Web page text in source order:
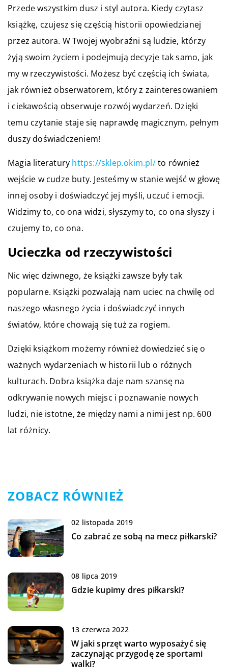
Przede wszystkim dusz i styl autora. Kiedy czytasz
książkę, czujesz się częścią historii opowiedzianej
przez autora. W Twojej wyobraźni są ludzie, którzy
żyją swoim życiem i podejmują decyzje tak samo, jak
my w rzeczywistości. Możesz być częścią ich świata,
jak również obserwatorem, który z zainteresowaniem
i ciekawością obserwuje rozwój wydarzeń. Dzięki
temu czytanie staje się naprawdę magicznym, pełnym
duszy doświadczeniem!
Magia literatury https://sklep.okim.pl/to również
wejście w cudze buty. Jesteśmy w stanie wejść w głowę
innej osoby i doświadczyć jej myśli, uczuć i emocji.
Widzimy to, co ona widzi, słyszymy to, co ona słyszy i
czujemy to, co ona.
Ucieczka od rzeczywistości
Nic więc dziwnego, że książki zawsze były tak
popularne. Książki pozwalają nam uciec na chwilę od
naszego własnego życia i doświadczyć innych
światów, które chowają się tuż za rogiem.
Dzięki książkom możemy również dowiedzieć się o
ważnych wydarzeniach w historii lub o różnych
kulturach. Dobra książka daje nam szansę na
odkrywanie nowych miejsc i poznawanie nowych
ludzi, nie istotne, że między nami a nimi jest np. 600
lat różnicy.
ZOBACZ RÓWNIEŻ
02 listopada 2019
Co zabrać ze sobą na mecz piłkarski?
08 lipca 2019
Gdzie kupimy dres piłkarski?
13 czerwca 2022
W jaki sprzęt warto wyposażyć się
zaczynając przygodę ze sportami
walki?